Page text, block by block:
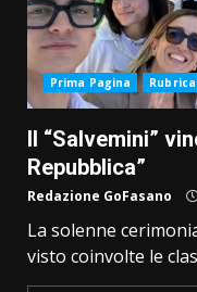
Prima Pagina Rubrica
Il “Salvemini”
Repubblica”
Redazione GoFasano
La solenne
visto coinvolte le